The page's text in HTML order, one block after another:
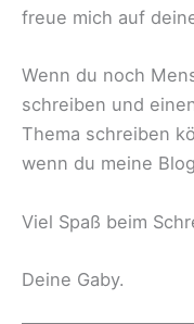
freue mich auf
Wenn du noch
schreiben und
Thema schreiben
wenn du meine
Viel Spaß beim
Deine Gaby.